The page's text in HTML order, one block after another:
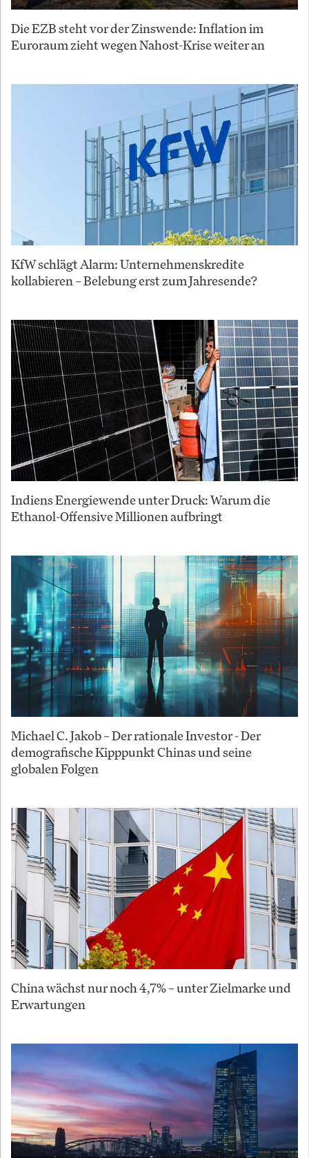
Die EZB steht vor der Zinswende: Inflation im
Euroraum zieht wegen Nahost-Krise weiter an
KfW schlägt Alarm: Unternehmenskredite
kollabieren – Belebung erst zum Jahresende?
Indiens Energiewende unter Druck: Warum die
Ethanol-Offensive Millionen aufbringt
Michael C. Jakob – Der rationale Investor - Der
demografische Kipppunkt Chinas und seine
globalen Folgen
China wächst nur noch 4,7% – unter Zielmarke und
Erwartungen